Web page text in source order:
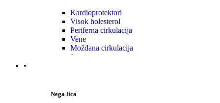
Kardioprotektori
Visok holesterol
Periferna cirkulacija
Vene
Moždana cirkulacija
Jetra
•Nega | Lepota
Nega lica